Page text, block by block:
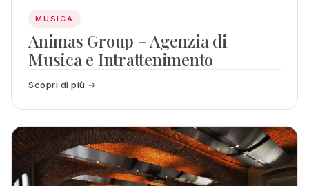
MUSICA
Animas Group - Agenzia di
Musica e Intrattenimento
Scopri di più →